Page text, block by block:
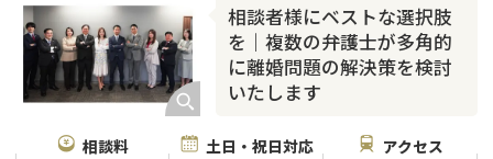
相談者様にベストな選択肢
を｜複数の弁護士が多角的
に離婚問題の解決策を検討
いたします
相談料 土日・祝日対応 アクセス